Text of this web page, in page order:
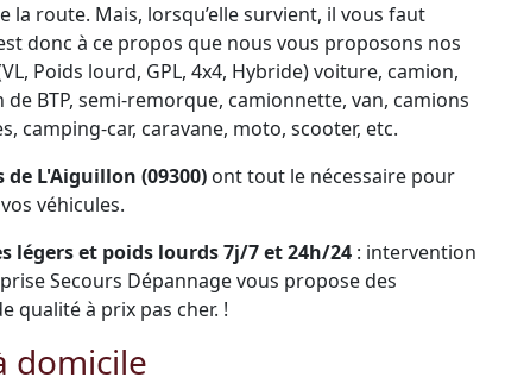
la route. Mais, lorsqu’elle survient, il vous faut
donc à ce propos que nous vous proposons nos
Poids lourd, GPL, 4x4, Hybride) voiture, camion,
BTP, semi-remorque, camionnette, van, camions
camping-car, caravane, moto, scooter, etc.
L'Aiguillon (09300) ont tout le nécessaire pour
véhicules.
légers et poids lourds 7j/7 et 24h/24 : intervention
Secours Dépannage vous propose des
qualité à prix pas cher. !
domicile